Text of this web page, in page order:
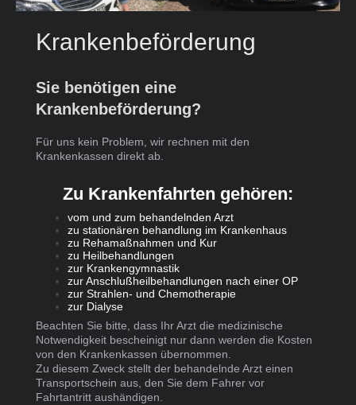
Krankenbeförderung
Sie benötigen eine
Krankenbeförderung?
Für uns kein Problem, wir rechnen mit den
Krankenkassen direkt ab.
Zu Krankenfahrten gehören:
vom und zum behandelnden Arzt
zu stationären behandlung im Krankenhaus
zu Rehamaßnahmen und Kur
zu Heilbehandlungen
zur Krankengymnastik
zur Anschlußheilbehandlungen nach einer OP
zur Strahlen- und Chemotherapie
zur Dialyse
Beachten Sie bitte, dass Ihr Arzt die medizinische
Notwendigkeit bescheinigt nur dann werden die Kosten
von den Krankenkassen übernommen.
Zu diesem Zweck stellt der behandelnde Arzt einen
Transportschein aus, den Sie dem Fahrer vor
Fahrtantritt aushändigen.